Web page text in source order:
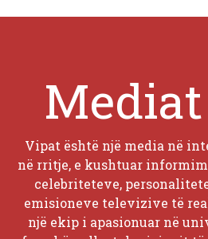
Vipat është një media në
në rritje, e kushtuar
celebriteteve,
emisioneve televizive të
një ekip i apasionuar në